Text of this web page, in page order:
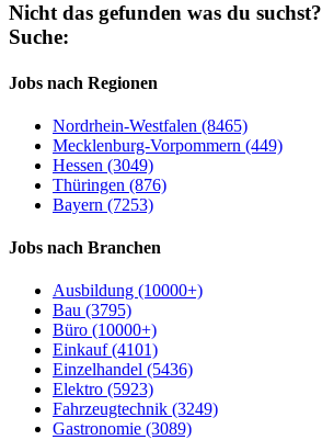
Nicht das gefunden was du suchst?
Suche:
Jobs nach Regionen
Nordrhein-Westfalen (8465)
Mecklenburg-Vorpommern (449)
Hessen (3049)
Thüringen (876)
Bayern (7253)
Jobs nach Branchen
Ausbildung (10000+)
Bau (3795)
Büro (10000+)
Einkauf (4101)
Einzelhandel (5436)
Elektro (5923)
Fahrzeugtechnik (3249)
Gastronomie (3089)